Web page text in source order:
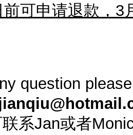
可申请退款，3
question
系Jan或者